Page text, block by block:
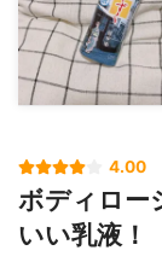
4.00
ボディロー
いい乳液！